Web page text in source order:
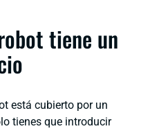
tiene un
está cubierto por un
tienes que introducir